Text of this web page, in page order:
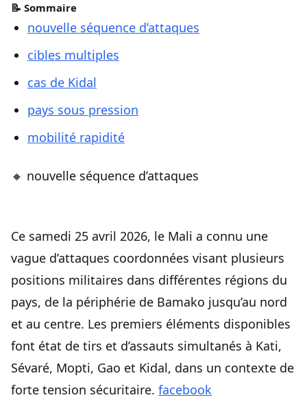
📝 Sommaire
nouvelle séquence d’attaques
cibles multiples
cas de Kidal
pays sous pression
mobilité rapidité
🔸 nouvelle séquence d’attaques
Ce samedi 25 avril 2026, le Mali a connu une
vague d’attaques coordonnées visant plusieurs
positions militaires dans différentes régions du
pays, de la périphérie de Bamako jusqu’au nord
et au centre. Les premiers éléments disponibles
font état de tirs et d’assauts simultanés à Kati,
Sévaré, Mopti, Gao et Kidal, dans un contexte de
forte tension sécuritaire. facebook